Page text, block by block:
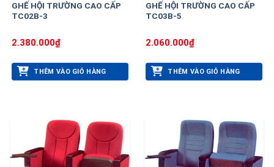
GHẾ HỘI TRƯỜNG CAO CẤP
TC02B-3
2.380.000₫
THÊM VÀO GIỎ HÀNG
GHẾ HỘI TRƯỜNG CAO CẤP
TC03B-5
2.060.000₫
THÊM VÀO GIỎ HÀNG